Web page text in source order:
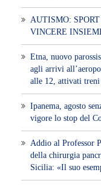
AUTISMO:
VINCERE
Etna, nuovo
agli arrivi
alle 12, attivati treni
Ipanema, agosto
vigore lo stop del
Addio al Professor
della chirurgia
Sicilia: «Il suo